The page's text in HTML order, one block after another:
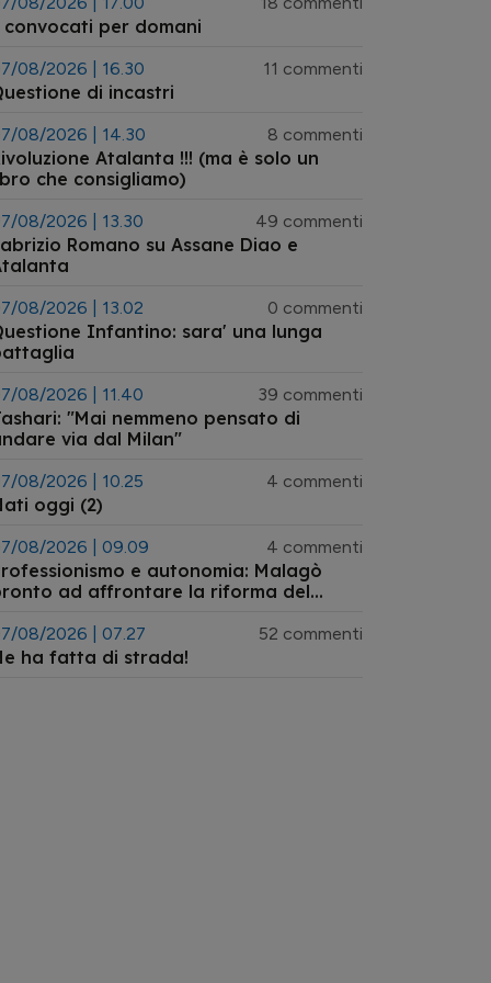
per domani
08/2026 | 16.30 11 commenti
di incastri
08/2026 | 14.30 8 commenti
Atalanta !!! (ma è solo un
che consigliamo)
08/2026 | 13.30 49 commenti
Romano su Assane Diao e
08/2026 | 13.02 0 commenti
Infantino: sara' una lunga
08/2026 | 11.40 39 commenti
"Mai nemmeno pensato di
via dal Milan"
08/2026 | 10.25 4 commenti
oggi (2)
08/2026 | 09.09 4 commenti
e autonomia: Malagò
ad affrontare la riforma del
08/2026 | 07.27 52 commenti
ha fatta di strada!